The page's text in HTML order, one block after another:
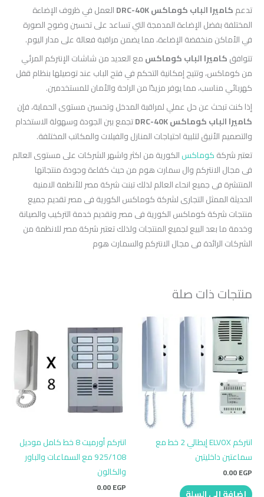
تدعمكاميرا الباب كوماكس DRC-40K
العمل في ظروف الإضاءة
المختلفة بفضل الإضاءة المدمجة التي تساعد على تحسين وضوح الصورة
في الأماكن منخفضة الإضاءة، مما يضمن مراقبة فعالة على مدار اليوم.
تتوافقكاميرا الباب كوماكسمع العديد من شاشات الإنتركم المرئي
من كوماكس، وتتيح إمكانية التحكم في فتح الباب عند توصيلها بنظام قفل
كهربائي مناسب، مما يوفر مزيدًا من الراحة والأمان للمستخدمين.
إذا كنت تبحث عن حل عملي لمراقبة المدخل وتحسين مستوى الحماية، فإن
كاميرا الباب كوماكس DRC-40K
تجمع بين الجودة وسهولة الاستخدام
والتصميم الأنيق لتلبية احتياجات المنازل والفيلات والمكاتب المختلفة.
تعتبر شركةكوماكسالكورية من اكثر واشهر الشركات على مستوى العالم
فى مجال الانتركم وال سمارت هوم من حيث كفاءة وجودة منتجاتها
المنتشرة فى جميع انحاء العالم لذلك تبنت شركة مصر للأنظمة الامنية
الحديثة الممثل التجارى لشركة كوماكس الكورية فى مصر تقديم جميع
منتجات شركة كوماكس الكورية فى مصر وتقديم خدمة التركيب والصيانة
وخدمة ما بعد البيع لجميع المنتجات ولذلك تعتبر شركة مصر للانظمة من
الشركات الرائدة فى مجال الانتركم والسمارت هوم
منتجات ذات صلة
انتركم ELVOX إيطالي 2 خط مع
سماعتين داخليتين
0.00EGP
انتركم أورميت 8 خط كامل موديل
925/108 مع السماعات والباور
والكالون
0.00EGP